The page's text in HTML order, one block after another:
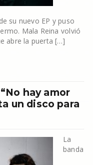
su nuevo EP y puso
Mala Reina volvió
abre la puerta […]
hay amor
un disco para
La
banda